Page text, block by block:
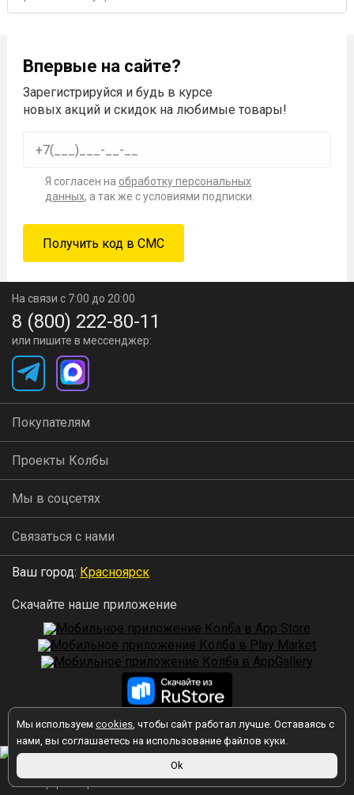
Впервые на сайте?
Зарегистрируйся и будь в курсе
новых акций и скидок на любимые товары!
Я согласен на обработку персональных
данных, а так же с условиями подписки.
Мы используем cookies, чтобы сайт работал лучше. Оставаясь с
нами, вы соглашаетесь на использование файлов куки.
Ok
На связи с 7:00 до 20:00
8 (800) 222-80-11
или пишите в мессенджер:
Покупателям
Проекты Колбы
Мы в соцсетях
Связаться с нами
Ваш город: Красноярск
Скачайте наше приложение
2026 © Колба
Вы принимаете условия политики в отношении обработки
персональных данных
любой форме обратной связи на сайте kolba.ru.